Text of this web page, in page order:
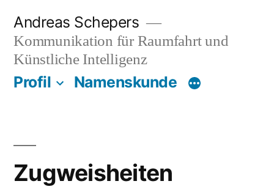
Inhalt
springen
Andreas Schepers
Kommunikation für Raumfahrt und
Künstliche Intelligenz
Profil Namenskunde
Zugweisheiten